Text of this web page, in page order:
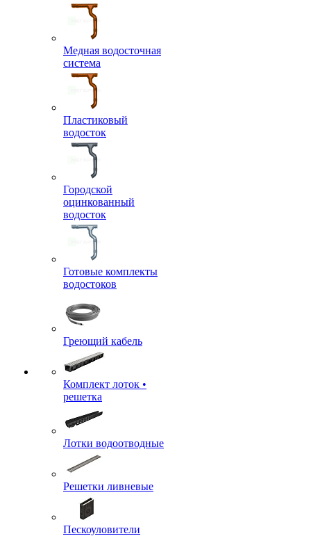
Медная водосточная
система
Пластиковый
водосток
Городской
оцинкованный
водосток
Готовые комплекты
водостоков
Греющий кабель
Комплект лоток •
решетка
Лотки водоотводные
Решетки ливневые
Пескоуловители